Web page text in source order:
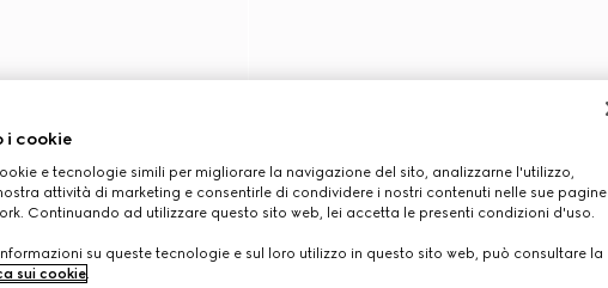
i cookie
e tecnologie simili per migliorare la navigazione del sito, analizzarne l'utilizzo,
attività di marketing e consentirle di condividere i nostri contenuti nelle sue pagine
Continuando ad utilizzare questo sito web, lei accetta le presenti condizioni d'uso.
su queste tecnologie e sul loro utilizzo in questo sito web, può consultare la
sui cookie.